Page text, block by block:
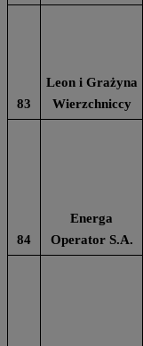
83
Leon i Grażyna
Wierzchniccy
84
Energa
Operator S.A.